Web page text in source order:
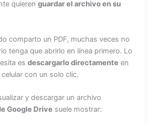
quierenguardar el archivo en su
comparto un PDF, muchas veces no
tenga que abrirlo en línea primero. Lo
esdescargarlo directamente en
con un solo clic.
y descargar un archivo
Google Drive suele mostrar: